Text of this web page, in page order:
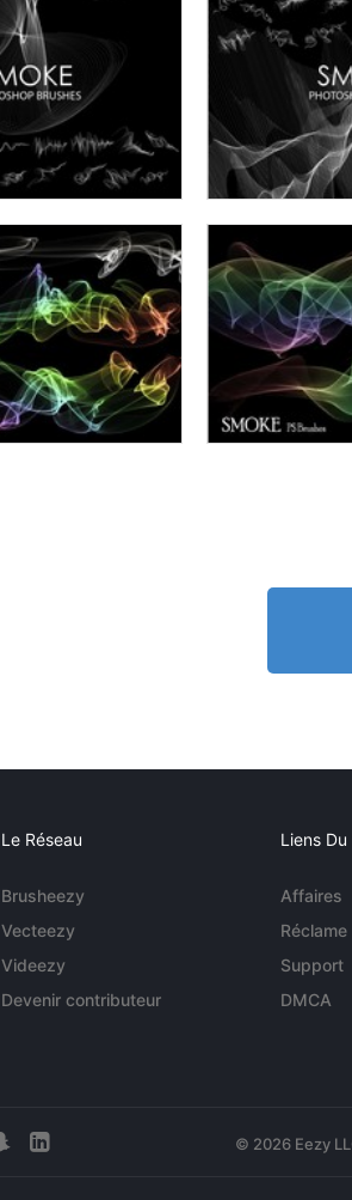
Le Réseau
Brusheezy
Vecteezy
Videezy
Devenir contributeur
Liens Du
Affaires
Réclame
Support
DMCA
© 2026 Eezy